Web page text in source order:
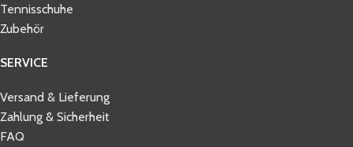
Tennisschuhe
Zubehör
SERVICE
Versand & Lieferung
Zahlung & Sicherheit
FAQ